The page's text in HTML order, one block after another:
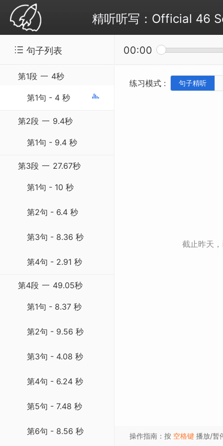
精听听写：Official 46
句子列表 00:00
第1段 一 4秒
第1句 - 4 秒
第2段 一 9.4秒
第1句 - 9.4 秒
第3段 一 27.67秒
第1句 - 10 秒
第2句 - 6.4 秒
第3句 - 8.36 秒
第4句 - 2.91 秒
第4段 一 49.05秒
第1句 - 8.37 秒
第2句 - 9.56 秒
第3句 - 4.08 秒
第4句 - 6.24 秒
第5句 - 7.48 秒
第6句 - 8.56 秒
练习模式 : 句子精听
截止昨天
操作指南：按 空格键 播放/暂